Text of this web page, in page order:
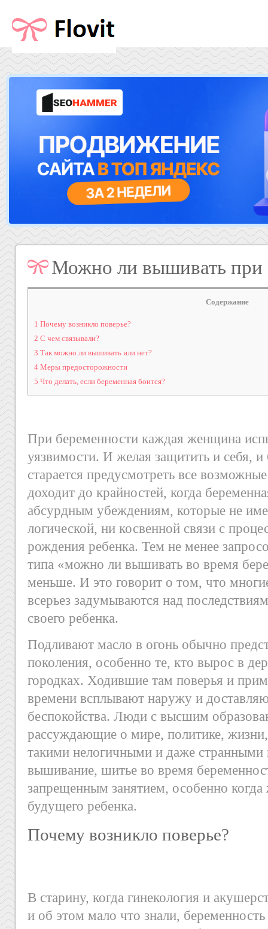
Можно ли вышивать при
Содержание
1 Почему возникло поверье?
2 С чем связывали?
3 Так можно ли вышивать или нет?
4 Меры предосторожности
5 Что делать, если беременная боится?
При беременности каждая женщина
уязвимости. И желая защитить и себя,
старается предусмотреть все
доходит до крайностей, когда
абсурдным убеждениям, которые не
логической, ни косвенной связи с
рождения ребенка. Тем не менее
типа «можно ли вышивать во время
меньше. И это говорит о том, что
всерьез задумываются над
своего ребенка.
Подливают масло в огонь обычно
поколения, особенно те, кто вырос в
городках. Ходившие там поверья и
времени всплывают наружу и
беспокойства. Люди с высшим
рассуждающие о мире, политике,
такими нелогичными и даже странными
вышивание, шитье во время
запрещенным занятием, особенно
будущего ребенка.
Почему возникло поверье?
В старину, когда гинекология и
и об этом мало что знали,